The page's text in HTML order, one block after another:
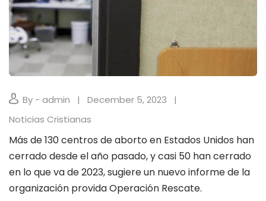
By - admin
December 5, 2023
Noticias Cristianas
Más de 130 centros de aborto en Estados Unidos han
cerrado desde el año pasado, y casi 50 han cerrado
en lo que va de 2023, sugiere un nuevo informe de la
organización provida Operación Rescate.